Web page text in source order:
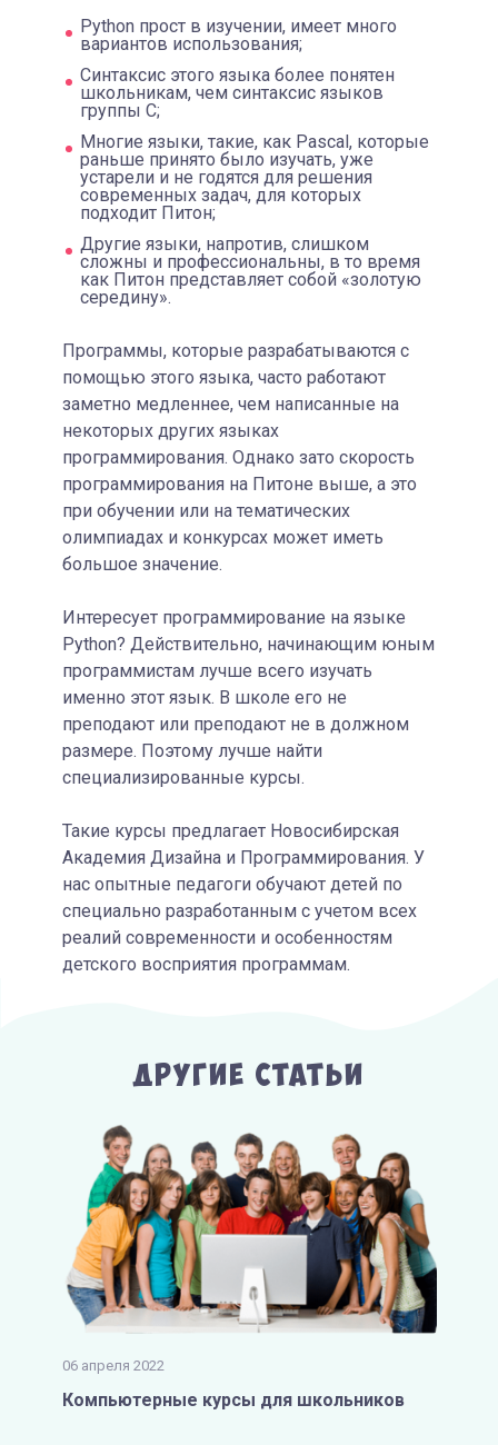
Python прост в изучении, имеет много
вариантов использования;
Синтаксис этого языка более понятен
школьникам, чем синтаксис языков
группы С;
Многие языки, такие, как Pascal, которые
раньше принято было изучать, уже
устарели и не годятся для решения
современных задач, для которых
подходит Питон;
Другие языки, напротив, слишком
сложны и профессиональны, в то время
как Питон представляет собой «золотую
середину».
Программы, которые разрабатываются с
помощью этого языка, часто работают
заметно медленнее, чем написанные на
некоторых других языках
программирования. Однако зато скорость
программирования на Питоне выше, а это
при обучении или на тематических
олимпиадах и конкурсах может иметь
большое значение.
Интересует программирование на языке
Python? Действительно, начинающим юным
программистам лучше всего изучать
именно этот язык. В школе его не
преподают или преподают не в должном
размере. Поэтому лучше найти
специализированные курсы.
Такие курсы предлагает Новосибирская
Академия Дизайна и Программирования. У
нас опытные педагоги обучают детей по
специально разработанным с учетом всех
реалий современности и особенностям
детского восприятия программам.
Другие Статьи
06 апреля 2022
Компьютерные курсы для школьников